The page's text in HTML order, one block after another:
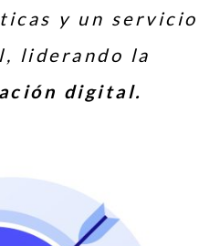
y un servicio
liderando la
digital.